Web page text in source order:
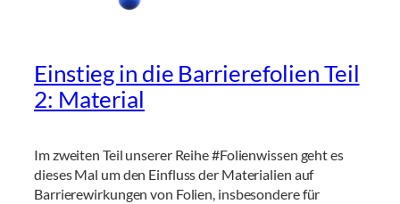
Einstieg in die Barrierefolien Teil
2: Material
Im zweiten Teil unserer Reihe #Folienwissen geht es
dieses Mal um den Einfluss der Materialien auf
Barrierewirkungen von Folien, insbesondere für